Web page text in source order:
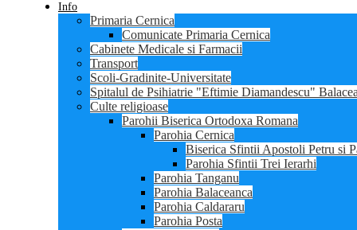
Info
Primaria Cernica
Comunicate Primaria Cernica
Cabinete Medicale si Farmacii
Transport
Scoli-Gradinite-Universitate
Spitalul de Psihiatrie "Eftimie Diamandescu"
Culte religioase
Parohii Biserica Ortodoxa Romana
Parohia Cernica
Biserica Sfintii Apostoli Petru si
Parohia Sfintii Trei Ierarhi
Parohia Tanganu
Parohia Balaceanca
Parohia Caldararu
Parohia Posta